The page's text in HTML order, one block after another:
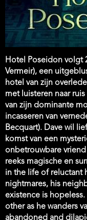
Film
description
Hotel Poseidon volgt
Vermeir), een
hotel van zijn
met luisteren naar
van zijn dominante
incasseren van
Becquart). Dave wil
komst van een
onbetrouwbare
reeks magische en
in the life of reluctant
nightmares, his
existence is
other as he wanders
abandoned and